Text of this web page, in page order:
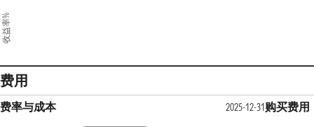
收益率%
费用
费率与成本 2025-12-31购买费用